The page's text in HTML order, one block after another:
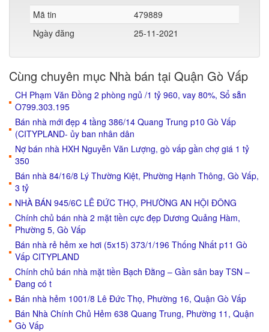
Mã tin
479889
Ngày đăng
25-11-2021
Cùng chuyên mục Nhà bán tại Quận Gò Vấp
CH Phạm Văn Đồng 2 phòng ngủ /1 tỷ 960, vay 80%, Sổ sẵn
O799.303.195
Bán nhà mới đẹp 4 tầng 386/14 Quang Trung p10 Gò Vấp
(CITYPLAND- ủy ban nhân dân
Nợ bán nhà HXH Nguyễn Văn Lượng, gò vấp gần chợ giá 1 tỷ
350
Bán nhà 84/16/8 Lý Thường Kiệt, Phường Hạnh Thông, Gò Vấp,
3 tỷ
NHÀ BÁN 945/6C LÊ ĐỨC THỌ, PHƯỜNG AN HỘI ĐÔNG
Chính chủ bán nhà 2 mặt tiền cực đẹp Dương Quảng Hàm,
Phường 5, Gò Vấp
Bán nhà rẻ hẻm xe hơi (5x15) 373/1/196 Thống Nhất p11 Gò
Vấp CITYPLAND
Chính chủ bán nhà mặt tiền Bạch Đằng – Gần sân bay TSN –
Đang có t
Bán nhà hẻm 1001/8 Lê Đức Thọ, Phường 16, Quận Gò Vấp
Bán Nhà Chính Chủ Hẻm 638 Quang Trung, Phường 11, Quận
Gò Vấp